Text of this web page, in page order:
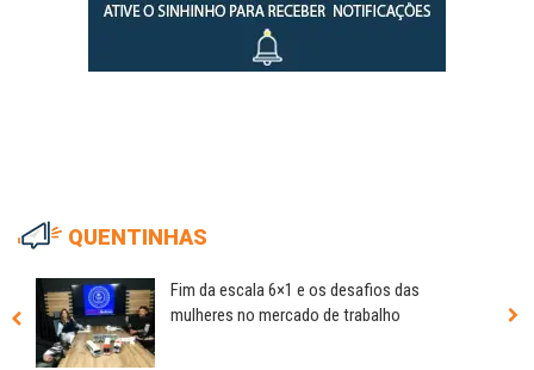
QUENTINHAS
Fim da escala 6×1 e os desafios das
mulheres no mercado de trabalho